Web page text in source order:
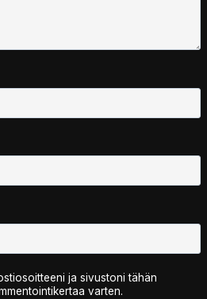
ja sivustoni tähän
varten.